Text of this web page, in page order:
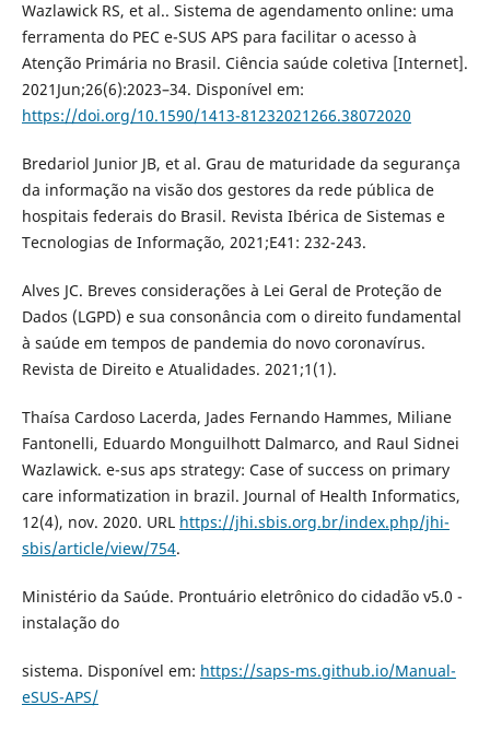
Wazlawick RS, et al.. Sistema de agendamento online: uma
ferramenta do PEC e-SUS APS para facilitar o acesso à
Atenção Primária no Brasil. Ciência saúde coletiva [Internet].
2021Jun;26(6):2023–34. Disponível em:
https://doi.org/10.1590/1413-81232021266.38072020
Bredariol Junior JB, et al. Grau de maturidade da segurança
da informação na visão dos gestores da rede pública de
hospitais federais do Brasil. Revista Ibérica de Sistemas e
Tecnologias de Informação, 2021;E41: 232-243.
Alves JC. Breves considerações à Lei Geral de Proteção de
Dados (LGPD) e sua consonância com o direito fundamental
à saúde em tempos de pandemia do novo coronavírus.
Revista de Direito e Atualidades. 2021;1(1).
Thaísa Cardoso Lacerda, Jades Fernando Hammes, Miliane
Fantonelli, Eduardo Monguilhott Dalmarco, and Raul Sidnei
Wazlawick. e-sus aps strategy: Case of success on primary
care informatization in brazil. Journal of Health Informatics,
12(4), nov. 2020. URL https://jhi.sbis.org.br/index.php/jhi-
sbis/article/view/754.
Ministério da Saúde. Prontuário eletrônico do cidadão v5.0 -
instalação do
sistema. Disponível em: https://saps-ms.github.io/Manual-
eSUS-APS/